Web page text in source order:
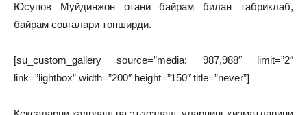
Юсупов Муйдинжон отани байрам билан табриклаб,
байрам совғалари топширди.
[su_custom_gallery source=”media: 987,988″ limit=”2″
link=”lightbox” width=”200″ height=”150″ title=”never”]